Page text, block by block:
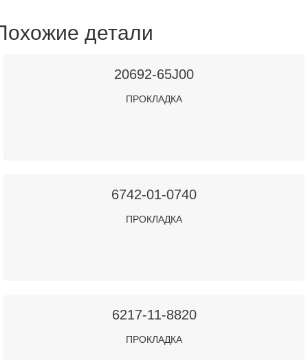
детали
20692-65J00
ПРОКЛАДКА
6742-01-0740
ПРОКЛАДКА
6217-11-8820
ПРОКЛАДКА